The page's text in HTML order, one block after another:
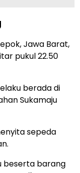
Jawa Barat,
pukul 22.50
berada di
Sukamaju
sepeda
beserta barang